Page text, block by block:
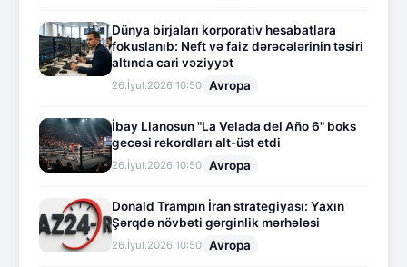
Dünya birjaları korporativ hesabatlara
fokuslanıb: Neft və faiz dərəcələrinin təsiri
altında cari vəziyyət
26.İyul.2026 10:50 Avropa
İbay Llanosun "La Velada del Año 6" boks
gecəsi rekordları alt-üst etdi
26.İyul.2026 10:50 Avropa
Donald Trampın İran strategiyası: Yaxın
Şərqdə növbəti gərginlik mərhələsi
26.İyul.2026 10:50 Avropa